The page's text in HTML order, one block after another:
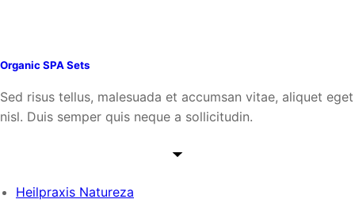
Organic SPA Sets
Sed risus tellus, malesuada et accumsan vitae, aliquet eget
nisl. Duis semper quis neque a sollicitudin.
Heilpraxis Natureza